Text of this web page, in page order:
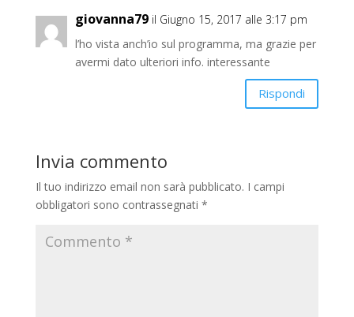
giovanna79 il Giugno 15, 2017 alle 3:17 pm
l’ho vista anch’io sul programma, ma grazie per
avermi dato ulteriori info. interessante
Rispondi
Invia commento
Il tuo indirizzo email non sarà pubblicato. I campi
obbligatori sono contrassegnati *